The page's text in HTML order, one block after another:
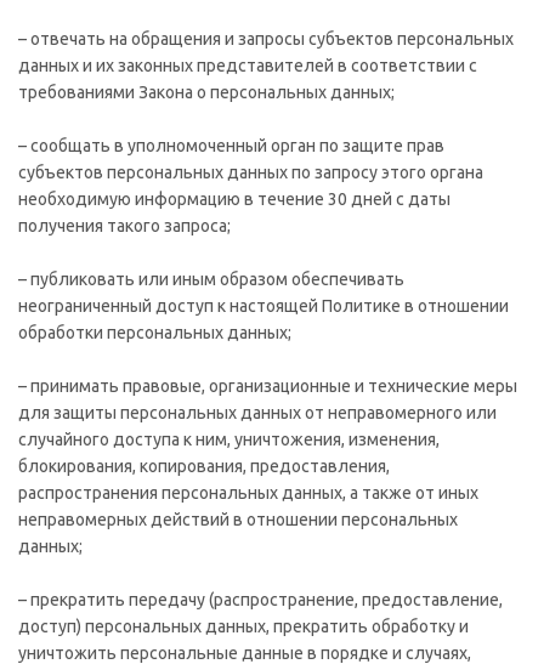
– отвечать на обращения и запросы субъектов персональных
данных и их законных представителей в соответствии с
требованиями Закона о персональных данных;
– сообщать в уполномоченный орган по защите прав
субъектов персональных данных по запросу этого органа
необходимую информацию в течение 30 дней с даты
получения такого запроса;
– публиковать или иным образом обеспечивать
неограниченный доступ к настоящей Политике в отношении
обработки персональных данных;
– принимать правовые, организационные и технические меры
для защиты персональных данных от неправомерного или
случайного доступа к ним, уничтожения, изменения,
блокирования, копирования, предоставления,
распространения персональных данных, а также от иных
неправомерных действий в отношении персональных
данных;
– прекратить передачу (распространение, предоставление,
доступ) персональных данных, прекратить обработку и
уничтожить персональные данные в порядке и случаях,